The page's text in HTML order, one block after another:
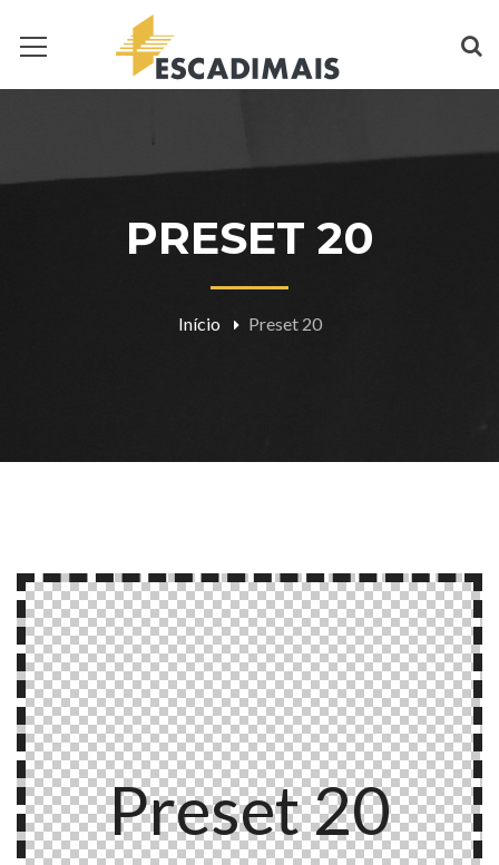
PRESET 20
Início Preset 20
Preset 20